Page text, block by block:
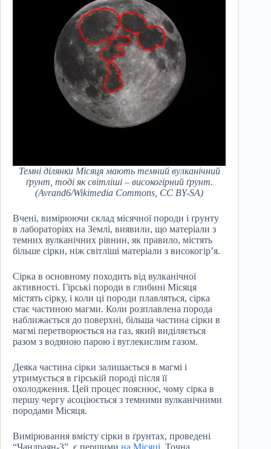
Темні ділянки Місяця мають темний вулканічний
ґрунт, тоді як світліші – високогірний ґрунт.
(Avrand6/Wikimedia Commons, CC BY-SA)
Вчені, вимірюючи склад місячної породи і ґрунту
в лабораторіях на Землі, виявили, що матеріали з
темних вулканічних рівнин, як правило, містять
більше сірки, ніж світліші матеріали з високогір’я.
Сірка в основному походить від вулканічної
активності. Гірські породи в глибині Місяця
містять сірку, і коли ці породи плавляться, сірка
стає частиною магми. Коли розплавлена порода
наближається до поверхні, більша частина сірки в
магмі перетворюється на газ, який виділяється
разом з водяною парою і вуглекислим газом.
Деяка частина сірки залишається в магмі і
утримується в гірській породі після її
охолодження. Цей процес пояснює, чому сірка в
першу чергу асоціюється з темними вулканічними
породами Місяця.
Вимірювання вмісту сірки в ґрунтах, проведені
“Чандраян-3”, є першими на Місяці . Точна